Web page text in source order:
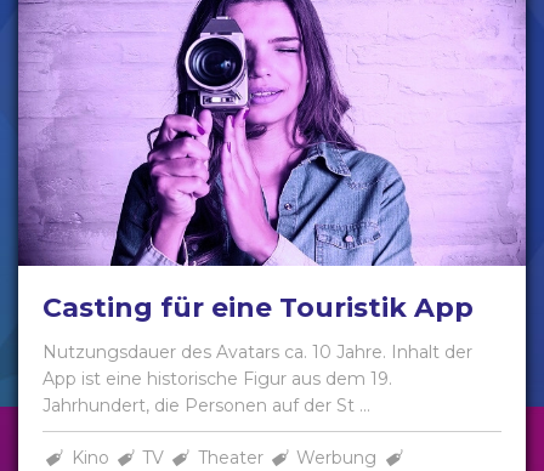
Casting für eine Touristik App
Nutzungsdauer des Avatars ca. 10 Jahre. Inhalt der
App ist eine historische Figur aus dem 19.
Jahrhundert, die Personen auf der St ...
Kino TV Theater
Werbung